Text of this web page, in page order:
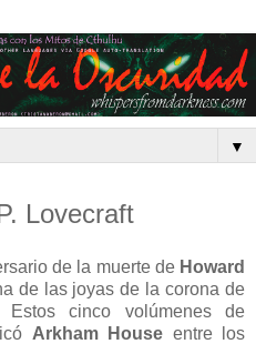
▼
Lovecraft
de la muerte de Howard
de las joyas de la corona de
Estos cinco volúmenes de
Arkham House entre los